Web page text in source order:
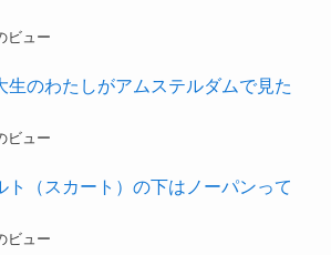
ビュー
生のわたしがアムステルダムで見た
ビュー
ト（スカート）の下はノーパンって
ビュー